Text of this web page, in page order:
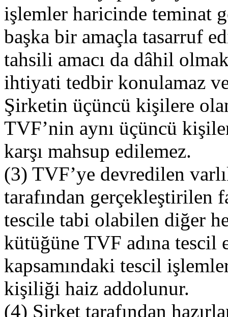
işlemler haricinde teminat
başka bir amaçla tasarruf
tahsili amacı da dâhil
ihtiyati tedbir konulamaz
Şirketin üçüncü kişilere
TVF’nin aynı üçüncü
karşı mahsup edilemez.
(3) TVF’ye devredilen
tarafından gerçekleştirilen
tescile tabi olabilen diğer
kütüğüne TVF adına tescil
kapsamındaki tescil
kişiliği haiz addolunur.
(4) Şirket tarafından